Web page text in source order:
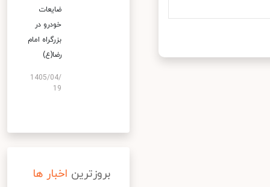
ضایعات
خودرو در
بزرگراه امام
رضا(ع)
1405/04/
19
بروزترین اخبار ها